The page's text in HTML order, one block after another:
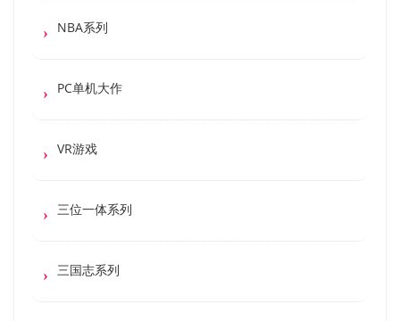
NBA系列
PC单机大作
VR游戏
三位一体系列
三国志系列